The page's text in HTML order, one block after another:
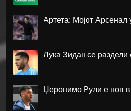
Артета: Мојот Арсенал
Лука Зидан се раздели
Џеронимо Рули е нов